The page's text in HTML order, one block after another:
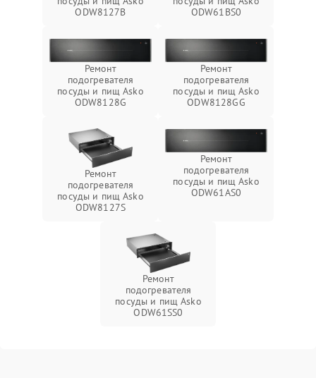
ODW8127B
ODW61BS0
Ремонт
подогревателя
посуды и пищ Asko
ODW8128G
Ремонт
подогревателя
посуды и пищ Asko
ODW8128GG
Ремонт
подогревателя
посуды и пищ Asko
ODW8127S
Ремонт
подогревателя
посуды и пищ Asko
ODW61AS0
Ремонт
подогревателя
посуды и пищ Asko
ODW61SS0